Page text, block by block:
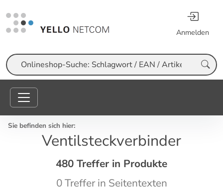
Anmelden
Suche
Sie befinden sich hier:
Ventilsteckverbinder
480 Treffer in Produkte
0 Treffer in Seitentexten